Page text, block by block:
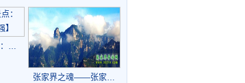
：…
张家界之魂——张家…